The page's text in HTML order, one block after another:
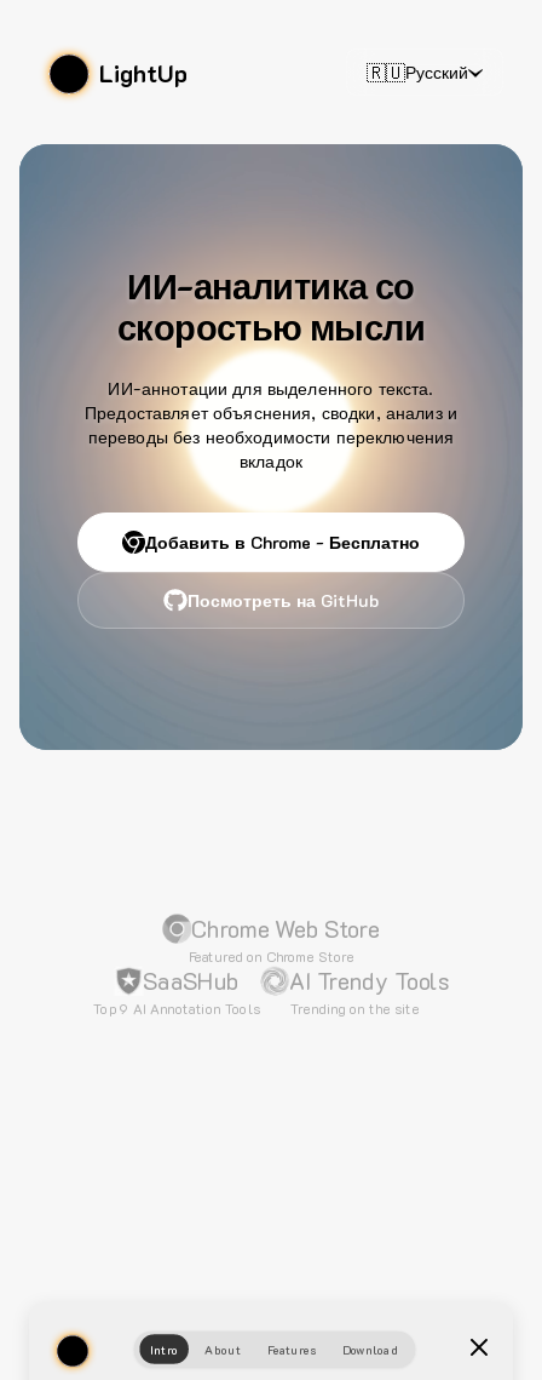
LightUp 🇷🇺Русский
ИИ-аналитика со
скоростью мысли
ИИ-аннотации для выделенного текста.
Предоставляет объяснения, сводки, анализ и
переводы без необходимости переключения
вкладок
Добавить в Chrome - Бесплатно
Посмотреть на GitHub
Chrome Web Store
Featured on Chrome Store
SaaSHub
Top 9 AI Annotation Tools
AI Trendy Tools
Trending on the site
Intro About Features Download